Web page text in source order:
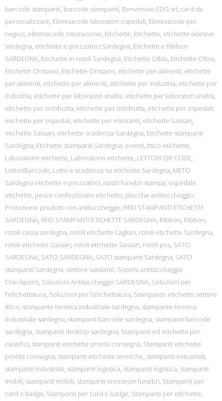
barcode stampanti, barcode stampanti, Benvenuto EDG srl, card da
personalizzare, Eliminacode laboratori ospedali, Eliminacode per
negozi, eliminacode ristorazione, Etichette, Etichette, etichette adesive
sardegna, etichette e prezzatrici Sardegna, Etichette e Ribbon
SARDEGNA, Etichette in rotoli Sardegna, Etichette Olbia, Etichette Olbia,
Etichette Oristano, Etichette Oristano, etichette per alimenti, etichette
per alimenti, etichette per alimenti, etichette per industria, etichette per
industria, etichette per laboratori analisi, etichette per laboratori analisi,
etichette per ortofrutta, etichette per ortofrutta, etichette per ospedali,
etichette per ospedali, etichette per ristoranti, etichette Sassari,
etichette Sassari, etichette scadenza Sardegna, Etichette stampanti
Sardegna, Etichette stampanti Sardegna, eventi, ittico etichette,
Laboratorio etichette, Laboratorio etichette, LETTORI QR CODE,
LettoriBarcode, Lotto e scadenza su etichette Sardegna, METO
Sardegna etichette e prezzatrici, nastri funebri stampa, ospedale
etichette, pesce confezionato etichette, placche antitaccheggio,
Protezione prodotti con antitaccheggio, RFID STAMPANTI ETICHETTE
SARDEGNA, RFID STAMPANTI ETICHETTE SARDEGNA, Ribbon, Ribbon,
rotoli cassa sardegna, rotoli etichette Cagliari, rotoli etichette Sardegna,
rotoli etichette Sassari, rotoli etichette Sassari, rotoli pos, SATO
SARDEGNA, SATO SARDEGNA, SATO stampanti Sardegna, SATO
stampanti Sardegna, settore sanitario, Sistemi antitaccheggio
Checkpoint, Soluzioni Antitaccheggio SARDEGNA, Soluzioni per
l'etichettatura, Soluzioni per l’etichettatura, Stampante etichette settore
ittico, stampante termica industriale sardegna, stampante termica
industriale sardegna, stampanti barcode sardegna, stampanti barcode
sardegna, stampanti desktop sardegna, Stampanti ed etichette per
caseifici, stampanti etichette pronta consegna, Stampanti etichette
pronta consegna, stampanti etichette termiche, stampanti industriali,
stampanti industriali, stampanti logistica, stampanti logistica, stampanti
mobili, stampanti mobili, stampanti onoranze funebri, Stampanti per
card e badge, Stampanti per card e badge, Stampanti per etichette,